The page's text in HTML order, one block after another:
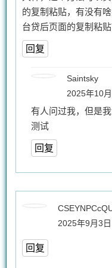
的复制粘贴，有没有
台贷后页面的复制粘贴
回复
Saintsky
2025年10
有人问过我，但是
测试
回复
2025年9月3
回复